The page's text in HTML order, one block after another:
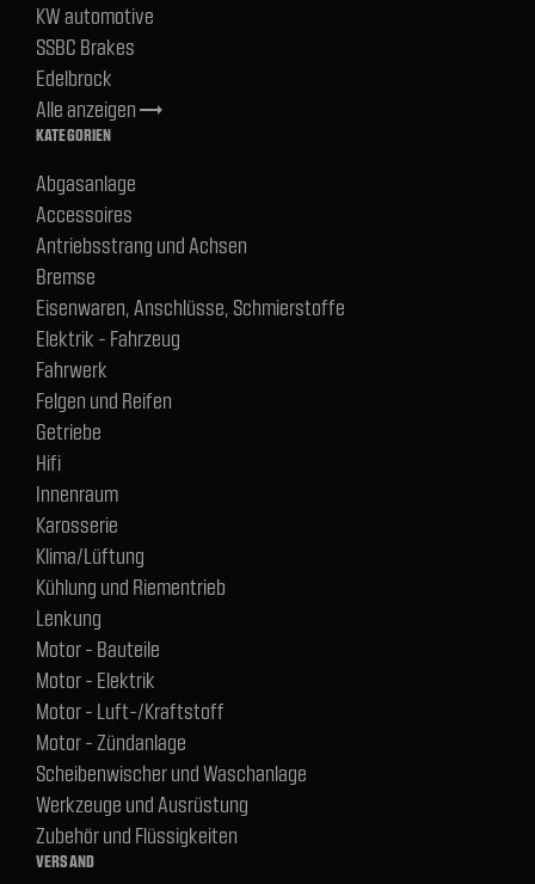
KW automotive
SSBC Brakes
Edelbrock
Alle anzeigentrending_flat
KATEGORIEN
Abgasanlage
Accessoires
Antriebsstrang und Achsen
Bremse
Eisenwaren, Anschlüsse, Schmierstoffe
Elektrik - Fahrzeug
Fahrwerk
Felgen und Reifen
Getriebe
Hifi
Innenraum
Karosserie
Klima/Lüftung
Kühlung und Riementrieb
Lenkung
Motor - Bauteile
Motor - Elektrik
Motor - Luft-/Kraftstoff
Motor - Zündanlage
Scheibenwischer und Waschanlage
Werkzeuge und Ausrüstung
Zubehör und Flüssigkeiten
VERSAND